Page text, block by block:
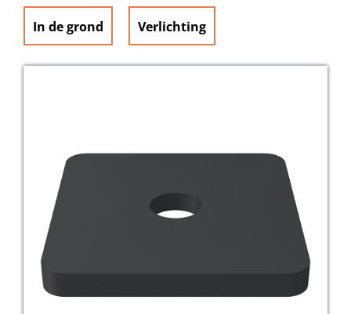
In de grond Verlichting